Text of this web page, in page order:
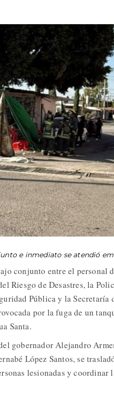
e inmediato se atendió
conjunto entre el personal
Riesgo de Desastres, la
Pública y la
por la fuga de un
Santa.
gobernador Alejandro
López Santos, se
lesionadas y